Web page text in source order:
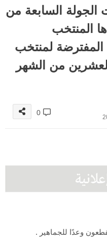
الجولة السابعة من
المنتخب
لمنتخب
من الشهر
0
وعدًا للجماهير .